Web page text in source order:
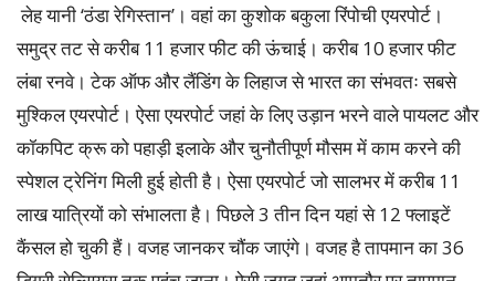
लेह यानी ‘ठंडा रेगिस्तान’। वहां का कुशोक बकुला रिंपोची एयरपोर्ट।
समुद्र तट से करीब 11 हजार फीट की ऊंचाई। करीब 10 हजार फीट
लंबा रनवे। टेक ऑफ और लैंडिंग के लिहाज से भारत का संभवतः सबसे
मुश्किल एयरपोर्ट। ऐसा एयरपोर्ट जहां के लिए उड़ान भरने वाले पायलट और
कॉकपिट क्रू को पहाड़ी इलाके और चुनौतीपूर्ण मौसम में काम करने की
स्पेशल ट्रेनिंग मिली हुई होती है। ऐसा एयरपोर्ट जो सालभर में करीब 11
लाख यात्रियों को संभालता है। पिछले 3 तीन दिन यहां से 12 फ्लाइटें
कैंसल हो चुकी हैं। वजह जानकर चौंक जाएंगे। वजह है तापमान का 36